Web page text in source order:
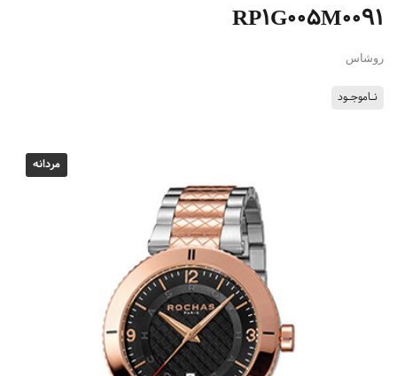
RP1G005M0091
روشاس
نـاموجـود
مردانه